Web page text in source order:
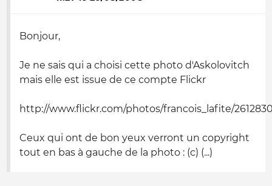
Bonjour,
Je ne sais qui a choisi cette photo d'Askolovitch
mais elle est issue de ce compte Flickr
http://www.flickr.com/photos/francois_lafite/
Ceux qui ont de bon yeux verront un copyright
tout en bas à gauche de la photo : (c) (...)